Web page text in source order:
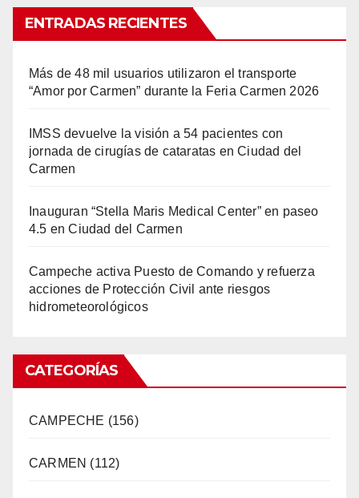
ENTRADAS RECIENTES
Más de 48 mil usuarios utilizaron el transporte
“Amor por Carmen” durante la Feria Carmen 2026
IMSS devuelve la visión a 54 pacientes con
jornada de cirugías de cataratas en Ciudad del
Carmen
Inauguran “Stella Maris Medical Center” en paseo
4.5 en Ciudad del Carmen
Campeche activa Puesto de Comando y refuerza
acciones de Protección Civil ante riesgos
hidrometeorológicos
CATEGORÍAS
CAMPECHE (156)
CARMEN (112)